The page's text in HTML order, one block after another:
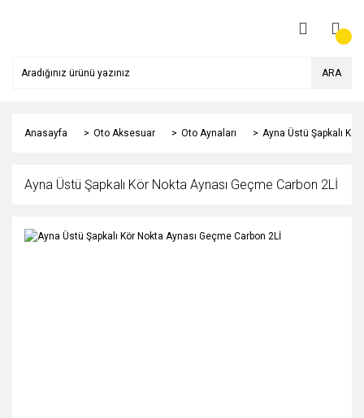
ARA
Anasayfa Oto Aksesuar Oto Aynaları Ayna Üstü Şapkalı
Ayna Üstü Şapkalı Kör Nokta Aynası Geçme Carbon 2Lİ